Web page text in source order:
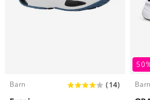
Barn ( 14) Barn